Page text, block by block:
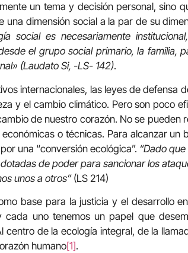
un tema y decisión personal, sino
una dimensión social a la par de su
social es necesariamente
el grupo social primario, la familia,
(Laudato Si, -LS- 142).
internacionales, las leyes de defensa
y el cambio climático. Pero son poco
de nuestro corazón. No se pueden
o técnicas. Para alcanzar
una “conversión ecológica”. “Dado
de poder para sancionar los
unos a otros”(LS 214)
base para la justicia y el desarrollo
cada uno tenemos un papel que
centro de la ecología integral, de la
humano[1].